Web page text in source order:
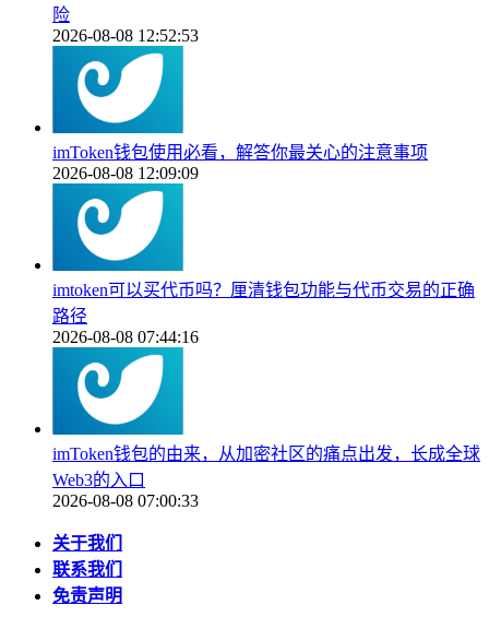
险
2026-08-08 12:52:53
imToken钱包使用必看，解答你最关心的注意事项
2026-08-08 12:09:09
imtoken可以买代币吗？厘清钱包功能与代币交易的正确
路径
2026-08-08 07:44:16
imToken钱包的由来，从加密社区的痛点出发，长成全球
Web3的入口
2026-08-08 07:00:33
关于我们
联系我们
免责声明